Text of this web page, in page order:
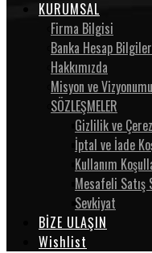
KURUMSAL
Firma Bilgisi
Banka Hesap
Hakkımızda
Misyon ve
SÖZLEŞMELER
Gizlilik ve
İptal ve İade
Kullanım
Mesafeli Satış
Sevkiyat
BİZE ULAŞIN
Wishlist